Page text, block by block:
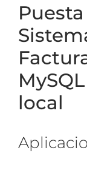
local